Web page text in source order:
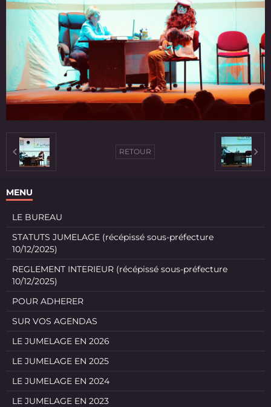
RETOUR
MENU
LE BUREAU
STATUTS JUMELAGE (récépissé sous-préfecture
10/12/2025)
REGLEMENT INTERIEUR (récépissé sous-préfecture
10/12/2025)
POUR ADHERER
SUR VOS AGENDAS
LE JUMELAGE EN 2026
LE JUMELAGE EN 2025
LE JUMELAGE EN 2024
LE JUMELAGE EN 2023